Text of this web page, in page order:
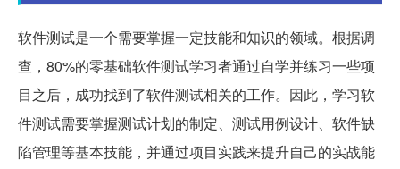
软件测试是一个需要掌握一定技能和知识的领域。根据调
查，80%的零基础软件测试学习者通过自学并练习一些项
目之后，成功找到了软件测试相关的工作。因此，学习软
件测试需要掌握测试计划的制定、测试用例设计、软件缺
陷管理等基本技能，并通过项目实践来提升自己的实战能